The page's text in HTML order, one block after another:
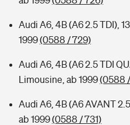
Audi A6, 4B (A6 2.5 TDI),
1999(0588 / 729)
Audi A6, 4B (A6 2.5 TDI
Limousine, ab 1999(0588
Audi A6, 4B (A6 AVANT
ab 1999(0588 / 731)